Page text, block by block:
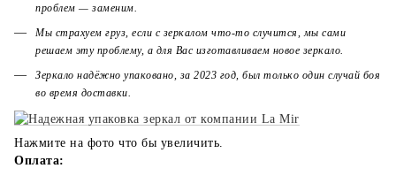
проблем — заменим.
Мы страхуем груз, если с зеркалом что-то случится, мы сами
решаем эту проблему, а для Вас изготавливаем новое зеркало.
Зеркало надёжно упаковано, за 2023 год, был только один случай боя
во время доставки.
Нажмите на фото что бы увеличить.
Оплата: